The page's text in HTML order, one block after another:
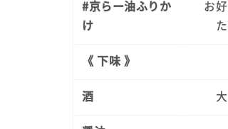
#京らー油ふりか
け
お
《 下味 》
酒